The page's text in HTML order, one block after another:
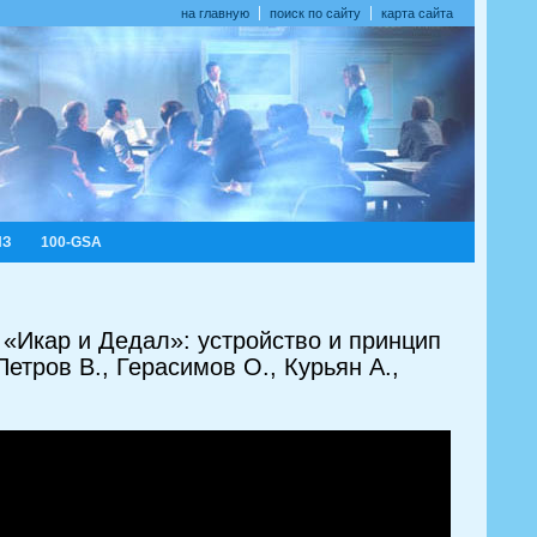
на главную поиск по сайту карта сайта
100-GSA
и Дедал»: устройство и принцип
В., Герасимов О., Курьян А.,